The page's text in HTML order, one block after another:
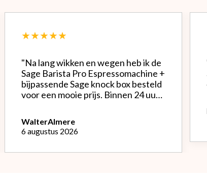
★★★★★
"Na lang wikken en wegen heb ik de
Sage Barista Pro Espressomachine +
bijpassende Sage knock box besteld
voor een mooie prijs. Binnen 24 uur
instellen bonenmolen heb ik van de
eerste kopjes uitstekende espresso
WalterAlmere
6 augustus 2026